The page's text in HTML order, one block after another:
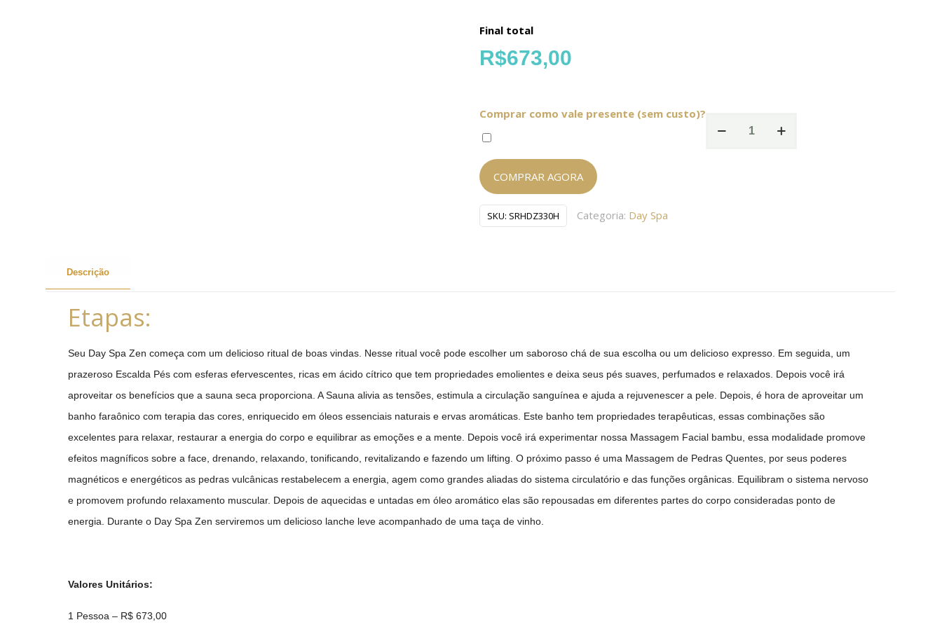
Final total
R$673,00
Comprar como vale presente (sem custo)?
COMPRAR AGORA
SKU: SRHDZ330H Categoria: Day Spa
Descrição
Etapas:
Seu Day Spa Zen começa com um delicioso ritual de boas vindas. Nesse ritual você pode escolher um saboroso chá de sua escolha ou um delicioso expresso. Em seguida, um
prazeroso Escalda Pés com esferas efervescentes, ricas em ácido cítrico que tem propriedades emolientes e deixa seus pés suaves, perfumados e relaxados. Depois você irá
aproveitar os benefícios que a sauna seca proporciona. A Sauna alivia as tensões, estimula a circulação sanguínea e ajuda a rejuvenescer a pele. Depois, é hora de aproveitar um
banho faraônico com terapia das cores, enriquecido em óleos essenciais naturais e ervas aromáticas. Este banho tem propriedades terapêuticas, essas combinações são
excelentes para relaxar, restaurar a energia do corpo e equilibrar as emoções e a mente. Depois você irá experimentar nossa Massagem Facial bambu, essa modalidade promove
efeitos magníficos sobre a face, drenando, relaxando, tonificando, revitalizando e fazendo um lifting. O próximo passo é uma Massagem de Pedras Quentes, por seus poderes
magnéticos e energéticos as pedras vulcânicas restabelecem a energia, agem como grandes aliadas do sistema circulatório e das funções orgânicas. Equilibram o sistema nervoso
e promovem profundo relaxamento muscular. Depois de aquecidas e untadas em óleo aromático elas são repousadas em diferentes partes do corpo consideradas ponto de
energia. Durante o Day Spa Zen serviremos um delicioso lanche leve acompanhado de uma taça de vinho.
Valores Unitários:
1 Pessoa – R$ 673,00